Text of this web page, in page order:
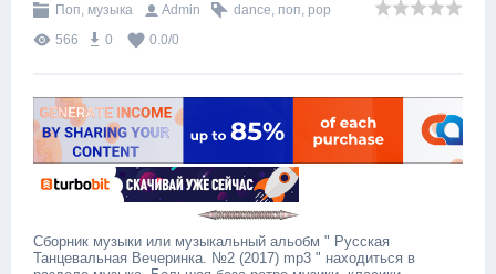
Поп, музыка Admin dance, поп, pop
566
0 0.0/0
Сборник музыки или музыкальный альобм " Русская
Танцевальная Вечеринка. №2 (2017) mp3 " находиться в